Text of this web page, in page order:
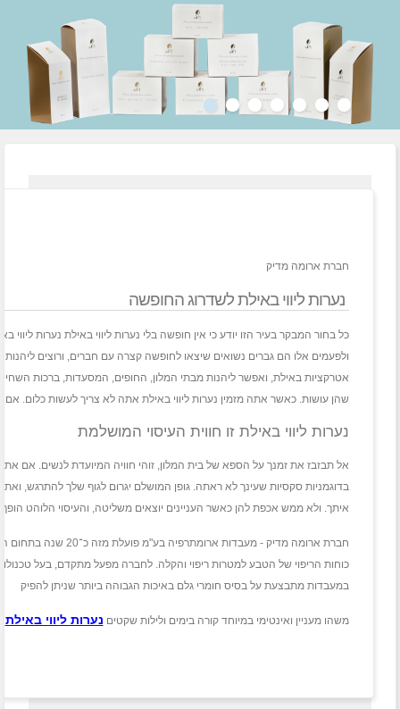
חברת ארומה מדיק
נערות ליווי באילת לשדרוג החופשה
כל בחור המבקר בעיר הזו יודע כי אין חופשה בלי נערות ליווי באילת נערות
ולפעמים אלו הם גברים נשואים שיצאו לחופשה קצרה עם חברים, ורוצים
אטרקציות באילת, ואפשר ליהנות מבתי המלון, החופים, המסעדות, ברכות
שהן עושות. כאשר אתה מזמין נערות ליווי באילת אתה לא צריך לעשות כלום.
נערות ליווי באילת זו חווית העיסוי המושלמת
אל תבזבז את זמנך על הספא של בית המלון, זוהי חוויה המיועדת לנשים. אם אתה
בדוגמניות סקסיות שעינך לא ראתה. גופן המושלם יגרום לגוף שלך להתרגש,
איתך. ולא ממש אכפת להן כאשר העניינים יוצאים משליטה, והעיסוי הלוהט
חברת ארומה מדיק
כוחות הריפוי של הטבע למטרות ריפוי והקלה. לחברה מפעל מתקדם, בעל
במעבדות מתבצעת על בסיס חומרי גלם באיכות הגבוהה ביותר שניתן להפיק
משהו מעניין ואינטימי במיוחד קורה בימים ולילות שקטים נערות ליווי באילת